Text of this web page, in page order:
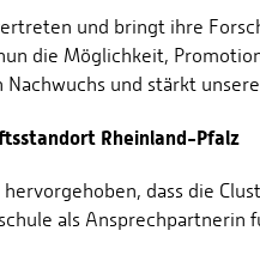
und bringt ihre
die Möglichkeit,
und stärkt
Rheinland-Pfalz
dass die
als Ansprechpartnerin